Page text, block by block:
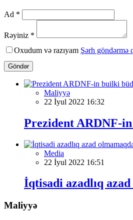
Ad *
Rəyiniz *
Oxudum və razıyam Şərh göndərmə
Göndər
Maliyyə
22 İyul 2022 16:32
Prezident ARDNF-
Media
22 İyul 2022 16:51
İqtisadi azadlıq
Maliyyə